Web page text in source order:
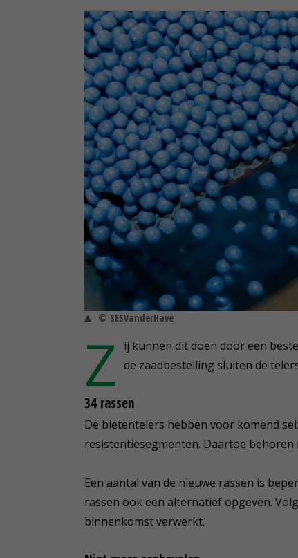
© SESVanderHave
Z ij kunnen dit doen door een
de zaadbestelling sluiten de
34 rassen
De bietentelers hebben voor komend
resistentiesegmenten. Daartoe behoren
Een aantal van de nieuwe rassen is
rassen ook een alternatief opgeven.
binnenkomst verwerkt.